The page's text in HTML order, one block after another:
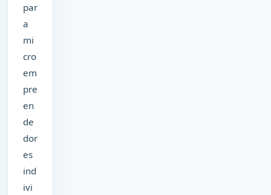
par
a
mi
cro
em
pre
en
de
dor
es
ind
ivi